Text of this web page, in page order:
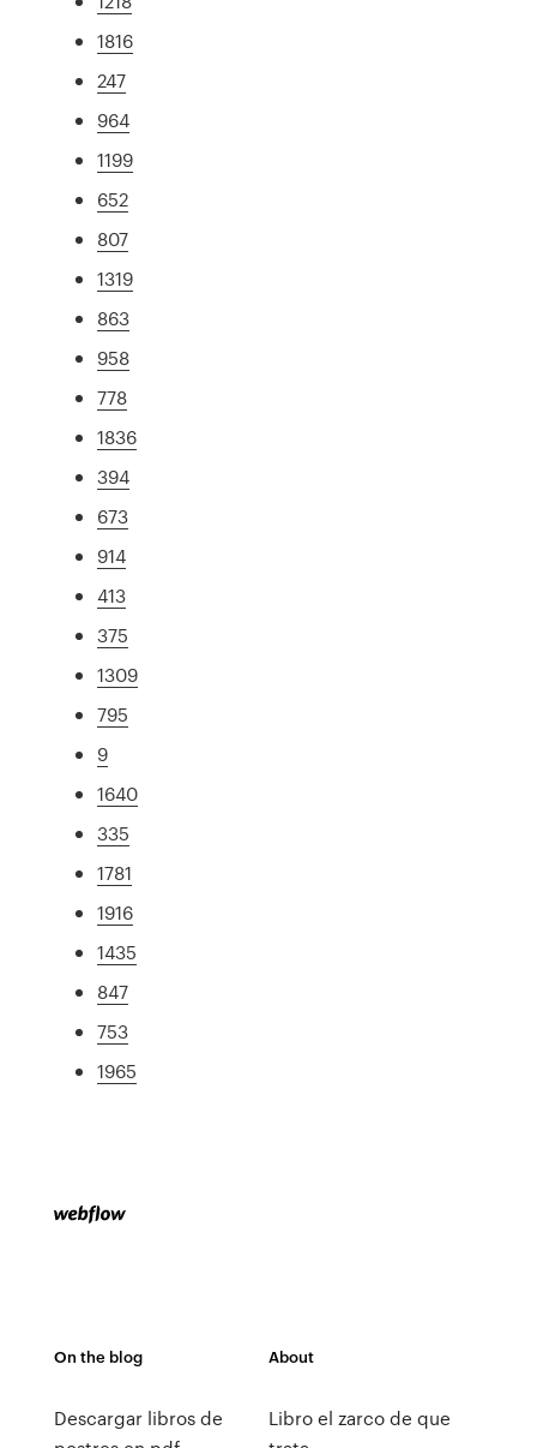
1816
247
964
1199
652
807
1319
863
958
778
1836
394
673
914
413
375
1309
795
9
1640
335
1781
1916
1435
847
753
1965
On the blog
Descargar libros de
About
Libro el zarco de que